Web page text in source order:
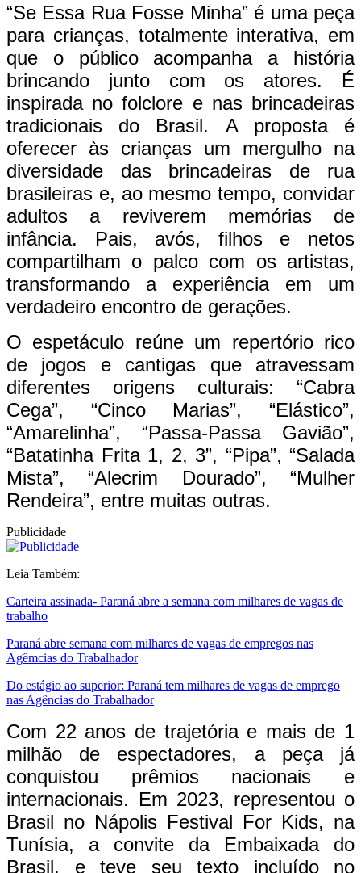
“Se Essa Rua Fosse Minha” é uma peça
para crianças, totalmente interativa, em
que o público acompanha a história
brincando junto com os atores. É
inspirada no folclore e nas brincadeiras
tradicionais do Brasil. A proposta é
oferecer às crianças um mergulho na
diversidade das brincadeiras de rua
brasileiras e, ao mesmo tempo, convidar
adultos a reviverem memórias de
infância. Pais, avós, filhos e netos
compartilham o palco com os artistas,
transformando a experiência em um
verdadeiro encontro de gerações.
O espetáculo reúne um repertório rico
de jogos e cantigas que atravessam
diferentes origens culturais: “Cabra
Cega”, “Cinco Marias”, “Elástico”,
“Amarelinha”, “Passa-Passa Gavião”,
“Batatinha Frita 1, 2, 3”, “Pipa”, “Salada
Mista”, “Alecrim Dourado”, “Mulher
Rendeira”, entre muitas outras.
Publicidade
Leia Também:
Carteira assinada- Paraná abre a semana com milhares de vagas de
trabalho
Paraná abre semana com milhares de vagas de empregos nas
Agêmcias do Trabalhador
Do estágio ao superior: Paraná tem milhares de vagas de emprego
nas Agências do Trabalhador
Com 22 anos de trajetória e mais de 1
milhão de espectadores, a peça já
conquistou prêmios nacionais e
internacionais. Em 2023, representou o
Brasil no Nápolis Festival For Kids, na
Tunísia, a convite da Embaixada do
Brasil, e teve seu texto incluído no